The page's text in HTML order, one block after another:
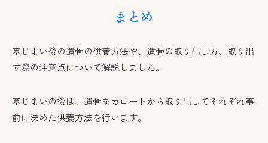
まとめ
墓じまい後の遺骨の供養方法や、遺骨の取り出し方、取り出
す際の注意点について解説しました。
墓じまいの後は、遺骨をカロートから取り出してそれぞれ事
前に決めた供養方法を行います。